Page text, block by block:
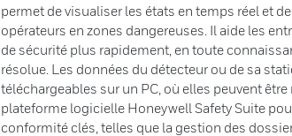
permet de visualiser les états en temps réel et
opérateurs en zones dangereuses. Il aide les
de sécurité plus rapidement, en toute
résolue. Les données du détecteur ou de sa
téléchargeables sur un PC, où elles peuvent être
plateforme logicielle Honeywell Safety Suite
conformité clés, telles que la gestion des